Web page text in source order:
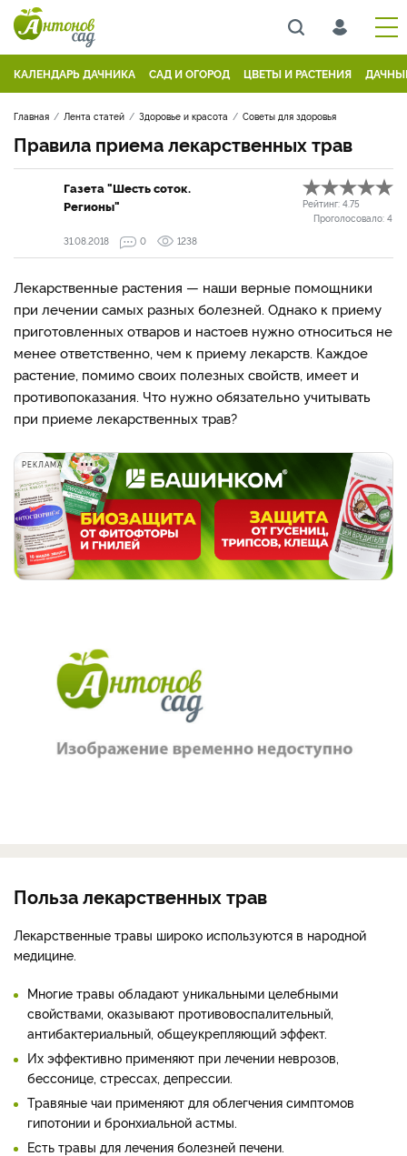
КАЛЕНДАРЬ ДАЧНИКА САД И ОГОРОД ЦВЕТЫ И РАСТЕНИЯ
Главная Лента статей Здоровье и красота Советы для здоровья
Правила приема лекарственных трав
Газета "Шесть соток.
Регионы"
Рейтинг: 4.75
Проголосовало: 4
31.08.2018
0 1238
Лекарственные растения — наши верные помощники
при лечении самых разных болезней. Однако к приему
приготовленных отваров и настоев нужно относиться не
менее ответственно, чем к приему лекарств. Каждое
растение, помимо своих полезных свойств, имеет и
противопоказания. Что нужно обязательно учитывать
при приеме лекарственных трав?
РЕКЛАМА
Польза лекарственных трав
Лекарственные травы широко используются в народной
медицине.
Многие травы обладают уникальными целебными
свойствами, оказывают противовоспалительный,
антибактериальный, общеукрепляющий эффект.
Их эффективно применяют при лечении неврозов,
бессонице, стрессах, депрессии.
Травяные чаи применяют для облегчения симптомов
гипотонии и бронхиальной астмы.
Есть травы для лечения болезней печени.